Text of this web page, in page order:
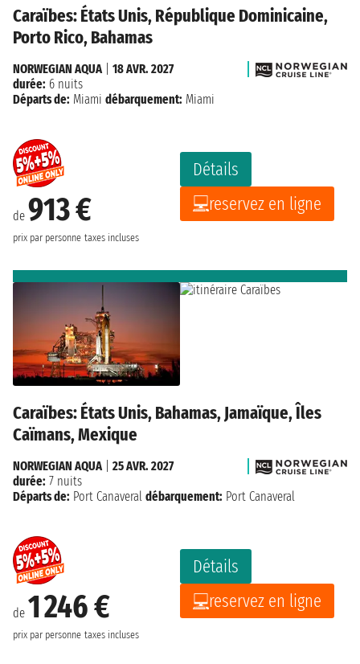
Caraïbes: États Unis, République Dominicaine,
Porto Rico, Bahamas
de 913 €
prix par personne taxes incluses
Détails
reservez en ligne
NORWEGIAN AQUA| 18 AVR. 2027
durée: 6 nuits
Départs de: Miami débarquement: Miami
Caraïbes: États Unis, Bahamas, Jamaïque, Îles
Caïmans, Mexique
de 1 246 €
prix par personne taxes incluses
Détails
reservez en ligne
NORWEGIAN AQUA| 25 AVR. 2027
durée: 7 nuits
Départs de: Port Canaveral débarquement: Port Canaveral